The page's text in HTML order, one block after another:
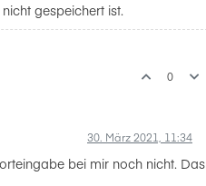
gespeichert ist.
0
30. März 2021, 11:34
bei mir noch nicht. Das